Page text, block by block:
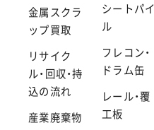
金属スクラ
ップ買取
リサイク
ル・回収・持
込の流れ
産業廃棄物
シートパイ
ル
フレコン・
ドラム缶
レール・覆
工板